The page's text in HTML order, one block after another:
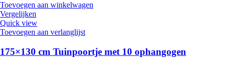
Toevoegen aan winkelwagen
Vergelijken
Quick view
Toevoegen aan verlanglijst
175×130 cm Tuinpoortje met 10 ophangogen